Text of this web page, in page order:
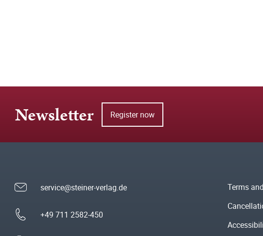
Newsletter Register now
service@steiner-verlag.de
+49 711 2582-450
Terms